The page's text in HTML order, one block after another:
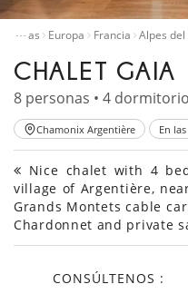
…
villas Europa Francia Alpes
CHALET GAIA
8 personas • 4
Chamonix Argentière En
Nice chalet with 4
village of Argentière,
Grands Montets cable
Chardonnet and private
CONSÚLTENOS :